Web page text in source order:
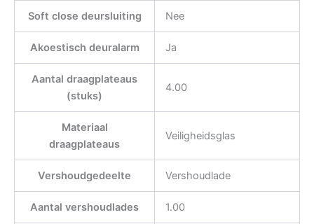
Soft close deursluiting Nee
Akoestisch deuralarm Ja
Aantal draagplateaus
(stuks)
4.00
Materiaal
draagplateaus
Veiligheidsglas
Vershoudgedeelte Vershoudlade
Aantal vershoudlades 1.00